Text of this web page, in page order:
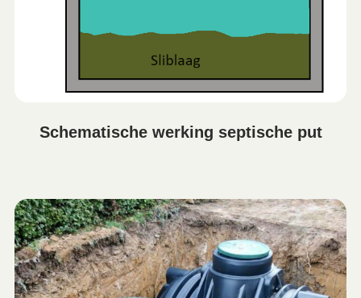
Schematische werking septische put